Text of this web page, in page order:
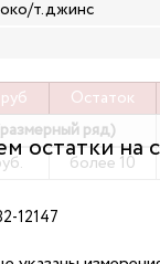
т.джинс
Остаток
ряд)
более 10
12147